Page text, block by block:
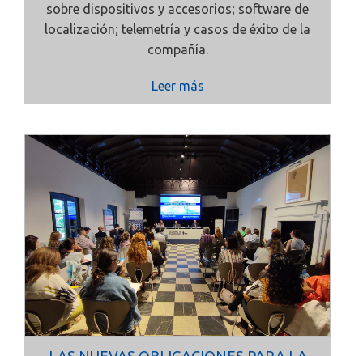
sobre dispositivos y accesorios; software de
localización; telemetría y casos de éxito de la
compañía.
Leer más